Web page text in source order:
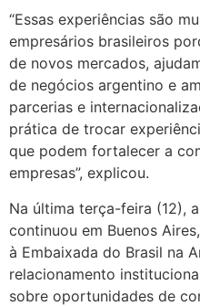
“Essas experiências são
empresários brasileiros
de novos mercados,
de negócios argentino e
parcerias e
prática de trocar
que podem fortalecer a
empresas”, explicou.
Na última terça-feira (12),
continuou em Buenos
à Embaixada do Brasil na
relacionamento
sobre oportunidades de